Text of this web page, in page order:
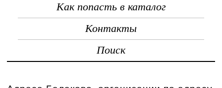
Как попасть в каталог
Контакты
Поиск